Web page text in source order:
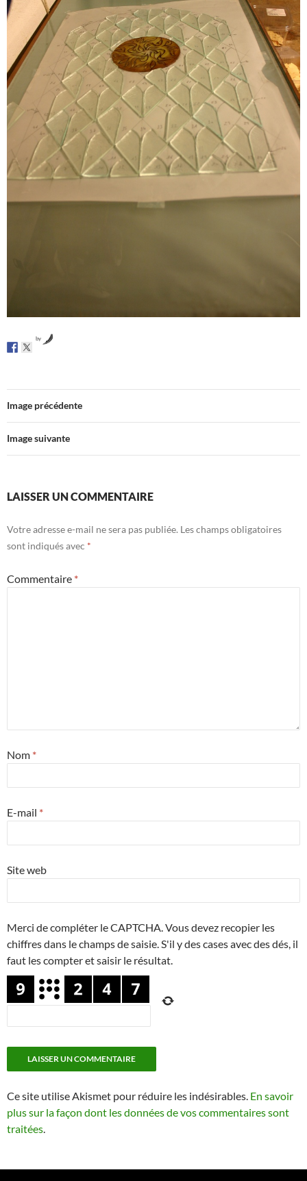
by
Image précédente
Image suivante
LAISSER UN COMMENTAIRE
Votre adresse e-mail ne sera pas publiée. Les champs obligatoires
sont indiqués avec *
Commentaire *
Nom *
E-mail *
Site web
Merci de compléter le CAPTCHA. Vous devez recopier les
chiffres dans le champs de saisie. S'il y des cases avec des dés, il
faut les compter et saisir le résultat.
Ce site utilise Akismet pour réduire les indésirables. En savoir
plus sur la façon dont les données de vos commentaires sont
traitées